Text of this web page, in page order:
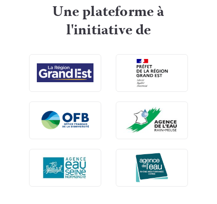
Une plateforme à
l'initiative de